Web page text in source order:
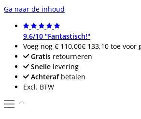
Ga naar de inhoud
9.6/10 "Fantastisch!"
Voeg nog € 110,00€ 133,10 toe voor
Gratis retourneren
Snelle levering
Achterafbetalen
Excl. BTW